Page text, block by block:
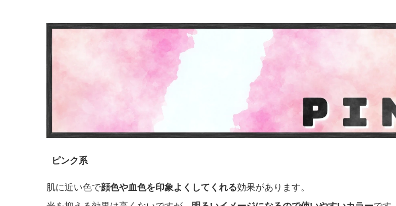
ピンク系
肌に近い色で顔色や血色を印象よくしてくれる効果があります。